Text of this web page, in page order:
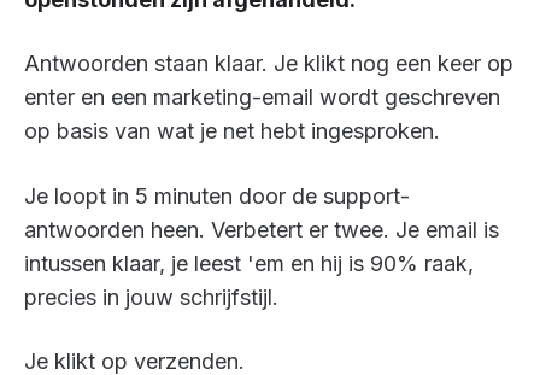
Antwoorden staan klaar. Je klikt nog een keer op
enter en een marketing-email wordt geschreven
op basis van wat je net hebt ingesproken.
Je loopt in 5 minuten door de support-
antwoorden heen. Verbetert er twee. Je email is
intussen klaar, je leest 'em en hij is 90% raak,
precies in jouw schrijfstijl.
Je klikt op verzenden.